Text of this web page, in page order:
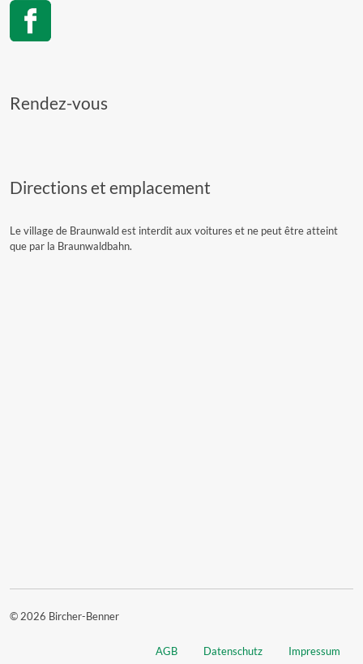
Rendez-vous
Directions et emplacement
Le village de Braunwald est interdit aux voitures et ne peut être atteint
que par la Braunwaldbahn.
© 2026 Bircher-Benner
AGB Datenschutz Impressum